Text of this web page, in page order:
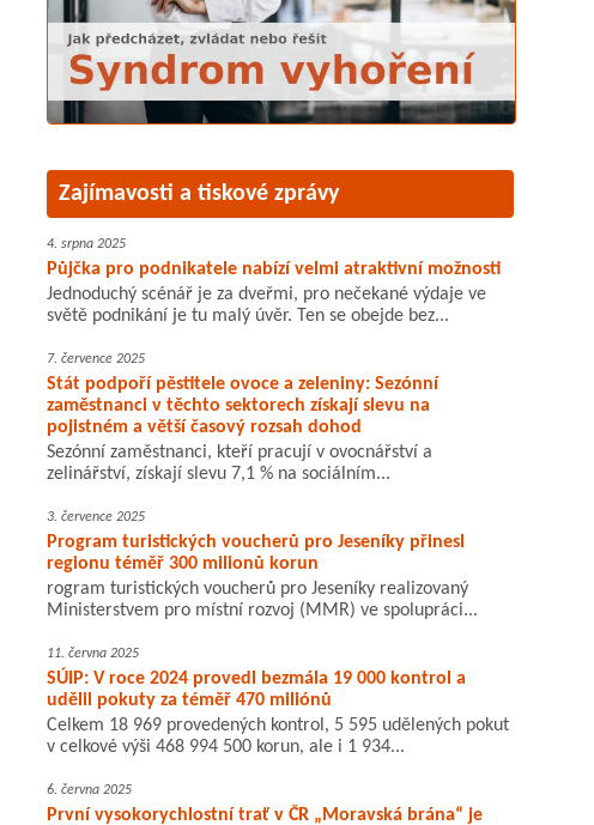
Zajímavosti a tiskové zprávy
4. srpna 2025
Půjčka pro podnikatele nabízí velmi atraktivní možnosti
Jednoduchý scénář je za dveřmi, pro nečekané výdaje ve
světě podnikání je tu malý úvěr. Ten se obejde bez...
7. července 2025
Stát podpoří pěstitele ovoce a zeleniny: Sezónní
zaměstnanci v těchto sektorech získají slevu na
pojistném a větší časový rozsah dohod
Sezónní zaměstnanci, kteří pracují v ovocnářství a
zelinářství, získají slevu 7,1 % na sociálním...
3. července 2025
Program turistických voucherů pro Jeseníky přinesl
regionu téměř 300 milionů korun
rogram turistických voucherů pro Jeseníky realizovaný
Ministerstvem pro místní rozvoj (MMR) ve spolupráci...
11. června 2025
SÚIP: V roce 2024 provedl bezmála 19 000 kontrol a
udělil pokuty za téměř 470 miliónů
Celkem 18 969 provedených kontrol, 5 595 udělených pokut
v celkové výši 468 994 500 korun, ale i 1 934...
6. června 2025
První vysokorychlostní trať v ČR „Moravská brána“ je